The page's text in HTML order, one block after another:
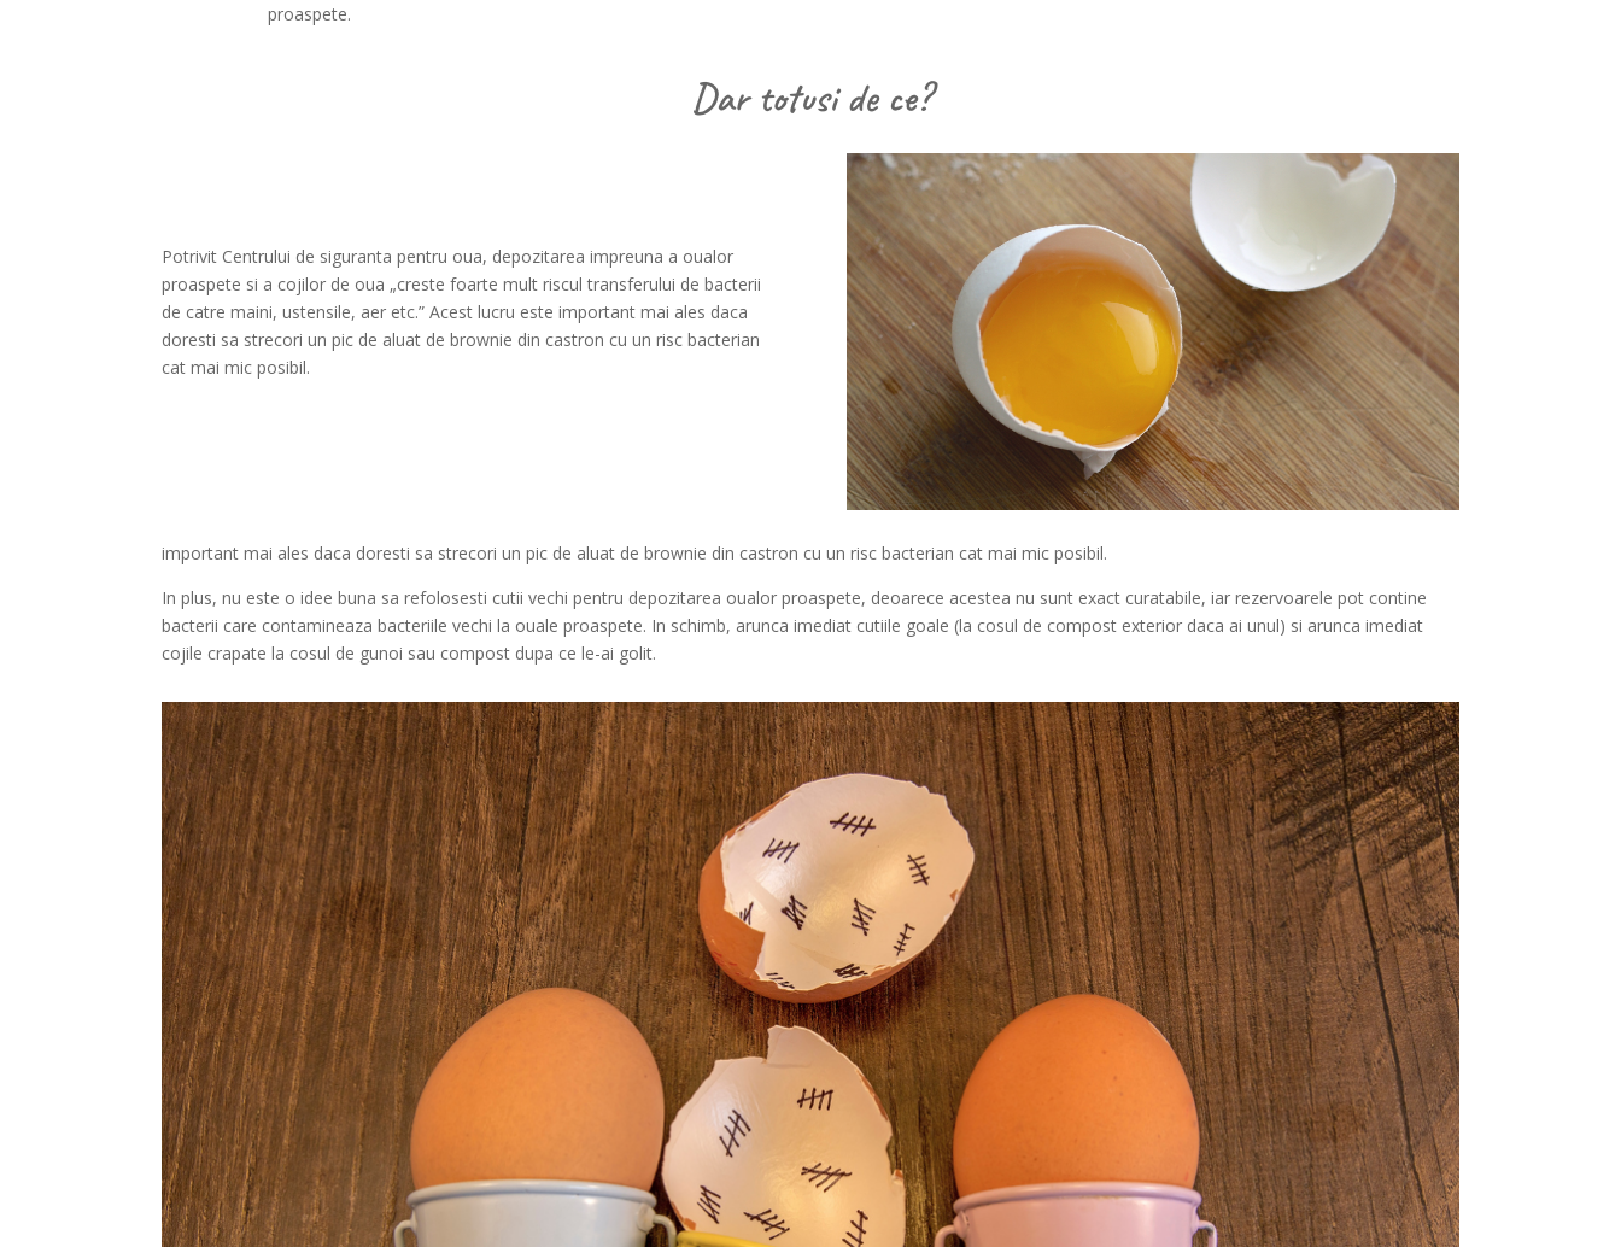
proaspete.
Dar totusi de ce?
Potrivit Centrului de siguranta pentru oua, depozitarea impreuna a oualor
proaspete si a cojilor de oua „creste foarte mult riscul transferului de bacterii
de catre maini, ustensile, aer etc.” Acest lucru este important mai ales daca
doresti sa strecori un pic de aluat de brownie din castron cu un risc bacterian
cat mai mic posibil.
important mai ales daca doresti sa strecori un pic de aluat de brownie din castron cu un risc bacterian cat mai mic posibil.
In plus, nu este o idee buna sa refolosesti cutii vechi pentru depozitarea oualor proaspete, deoarece acestea nu sunt exact curatabile, iar rezervoarele pot contine
bacterii care contamineaza bacteriile vechi la ouale proaspete. In schimb, arunca imediat cutiile goale (la cosul de compost exterior daca ai unul) si arunca imediat
cojile crapate la cosul de gunoi sau compost dupa ce le-ai golit.